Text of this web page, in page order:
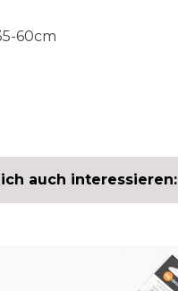
60cm
auch interessieren: